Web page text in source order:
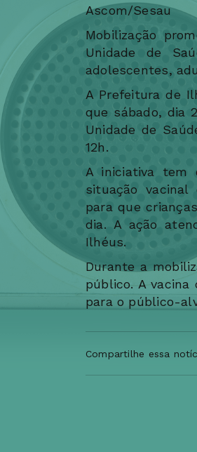
Ascom/Sesau
Mobilização
Unidade de
adolescentes,
A Prefeitura de
que sábado, dia
Unidade de
12h.
A iniciativa tem
situação vacinal
para que
dia. A ação
Ilhéus.
Durante a
público. A
para o público-
Compartilhe essa